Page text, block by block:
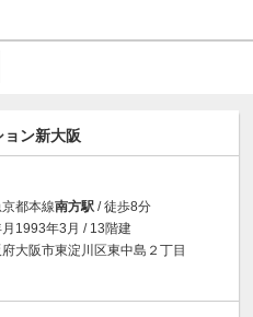
ョン新大阪
都本線南方駅 / 徒歩8分
1993年3月 / 13階建
府大阪市東淀川区東中島２丁目